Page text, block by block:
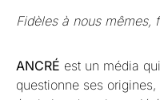
Fidèles à nous mêmes,
ANCRÉ est un média
questionne ses